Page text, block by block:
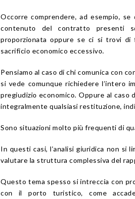
Occorre comprendere, ad esempio,
contenuto del contratto presenti
proporzionata oppure se ci si trovi di
sacrificio economico eccessivo.
Pensiamo al caso di chi comunica con
si vede comunque richiedere l’intero
pregiudizio economico. Oppure al caso
integralmente qualsiasi restituzione,
Sono situazioni molto più frequenti di
In questi casi, l’analisi giuridica non si
valutare la struttura complessiva del
Questo tema spesso si intreccia con
con il porto turistico, come